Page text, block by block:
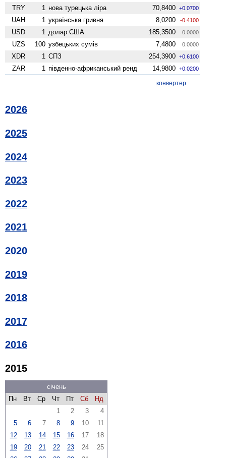
TRY 1 нова турецька ліра 70,8400 +0.0700
UAH 1 українська гривня 8,0200 -0.4100
USD 1 долар США 185,3500 0.0000
UZS 100 узбецьких сумів 7,4800 0.0000
XDR 1 СПЗ 254,3900 +0.6100
ZAR 1 південно-африканський ренд 14,9800 +0.0200
конвертер
2026
2025
2024
2023
2022
2021
2020
2019
2018
2017
2016
2015
січень
Пн
Вт Ср Чт Пт Сб
Нд
1
2 3
4
5
6 7 8 9 10
11
12
13 14 15 16 17
18
19
20 21 22 23 24
25